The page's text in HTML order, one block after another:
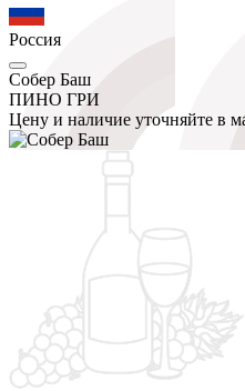
Россия
Собер Баш
ПИНО ГРИ
Цену и наличие уточняйте в